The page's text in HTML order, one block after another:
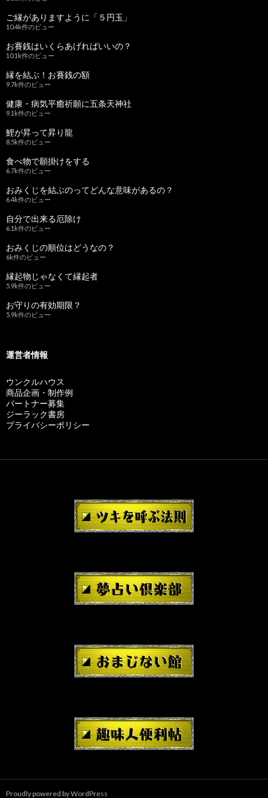
ご縁がありますように「５円玉」
10.4k件のビュー
お賽銭はいくらあげればいいの？
10.1k件のビュー
縁を結ぶ！お賽銭の額
9.7k件のビュー
健康・病気平癒祈願に五条天神社
9.1k件のビュー
鯉が昇って昇り龍
8.5k件のビュー
食べ物で願掛けをする
6.7k件のビュー
おみくじを結ぶのってどんな意味があるの？
6.4k件のビュー
自分で出来る厄除け
6.1k件のビュー
おみくじの順位はどうなの？
6k件のビュー
縁起物じゃなくて縁起者
5.9k件のビュー
お守りの有効期限？
5.9k件のビュー
運営者情報
ウンクルハウス
商品企画・制作例
パートナー募集
ジーラック書房
プライバシーポリシー
Proudly powered by WordPress